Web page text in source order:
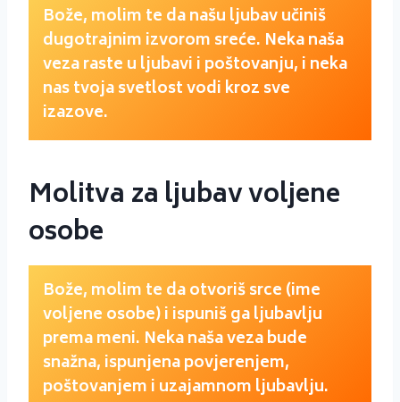
Bože, molim te da našu ljubav učiniš
dugotrajnim izvorom sreće. Neka naša
veza raste u ljubavi i poštovanju, i neka
nas tvoja svetlost vodi kroz sve
izazove.
Molitva za ljubav voljene
osobe
Bože, molim te da otvoriš srce (ime
voljene osobe) i ispuniš ga ljubavlju
prema meni. Neka naša veza bude
snažna, ispunjena povjerenjem,
poštovanjem i uzajamnom ljubavlju.